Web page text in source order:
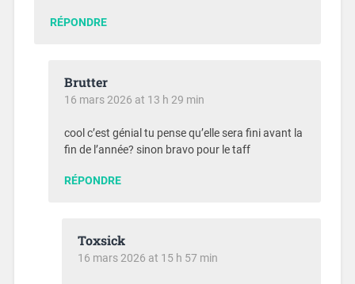
RÉPONDRE
Brutter
16 mars 2026 at 13 h 29 min
cool c’est génial tu pense qu’elle sera fini avant la
fin de l’année? sinon bravo pour le taff
RÉPONDRE
Toxsick
16 mars 2026 at 15 h 57 min